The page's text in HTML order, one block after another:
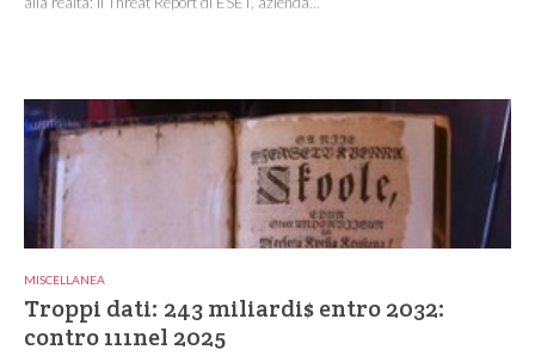
MISCELLANEA
Troppi dati: 243 miliardi$ entro 2032:
contro 111nel 2025